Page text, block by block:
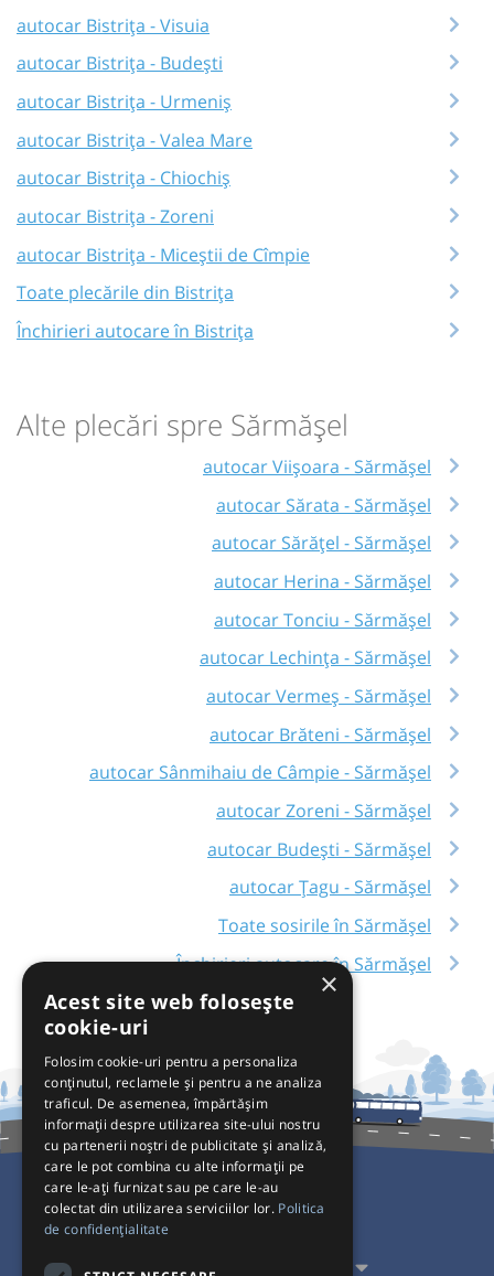
autocar Bistrița - Visuia
autocar Bistrița - Budești
autocar Bistrița - Urmeniș
autocar Bistrița - Valea Mare
autocar Bistrița - Chiochiș
autocar Bistrița - Zoreni
autocar Bistrița - Miceștii de Cîmpie
Toate plecările din Bistrița
Închirieri autocare în Bistrița
Alte plecări spre Sărmășel
autocar Viișoara - Sărmășel
autocar Sărata - Sărmășel
autocar Sărățel - Sărmășel
autocar Herina - Sărmășel
autocar Tonciu - Sărmășel
autocar Lechința - Sărmășel
autocar Vermeș - Sărmășel
autocar Brăteni - Sărmășel
autocar Sânmihaiu de Câmpie - Sărmășel
autocar Zoreni - Sărmășel
autocar Budești - Sărmășel
autocar Țagu - Sărmășel
Toate sosirile în Sărmășel
Închirieri autocare în Sărmășel
Pentru Călători
Pentru Transportatori
×
Acest site web folosește
cookie-uri
Folosim cookie-uri pentru a personaliza
conținutul, reclamele și pentru a ne analiza
traficul. De asemenea, împărtășim
informații despre utilizarea site-ului nostru
cu partenerii noștri de publicitate și analiză,
care le pot combina cu alte informații pe
care le-ați furnizat sau pe care le-au
colectat din utilizarea serviciilor lor. Politica
de confidențialitate